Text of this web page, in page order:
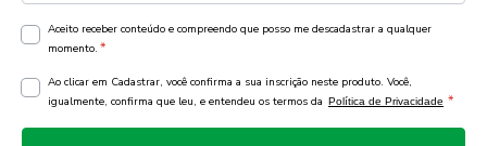
Aceito receber conteúdo e compreendo que posso me descadastrar a qualquer
momento. *
Ao clicar em Cadastrar, você confirma a sua inscrição neste produto. Você,
igualmente, confirma que leu, e entendeu os termos da Política de Privacidade *